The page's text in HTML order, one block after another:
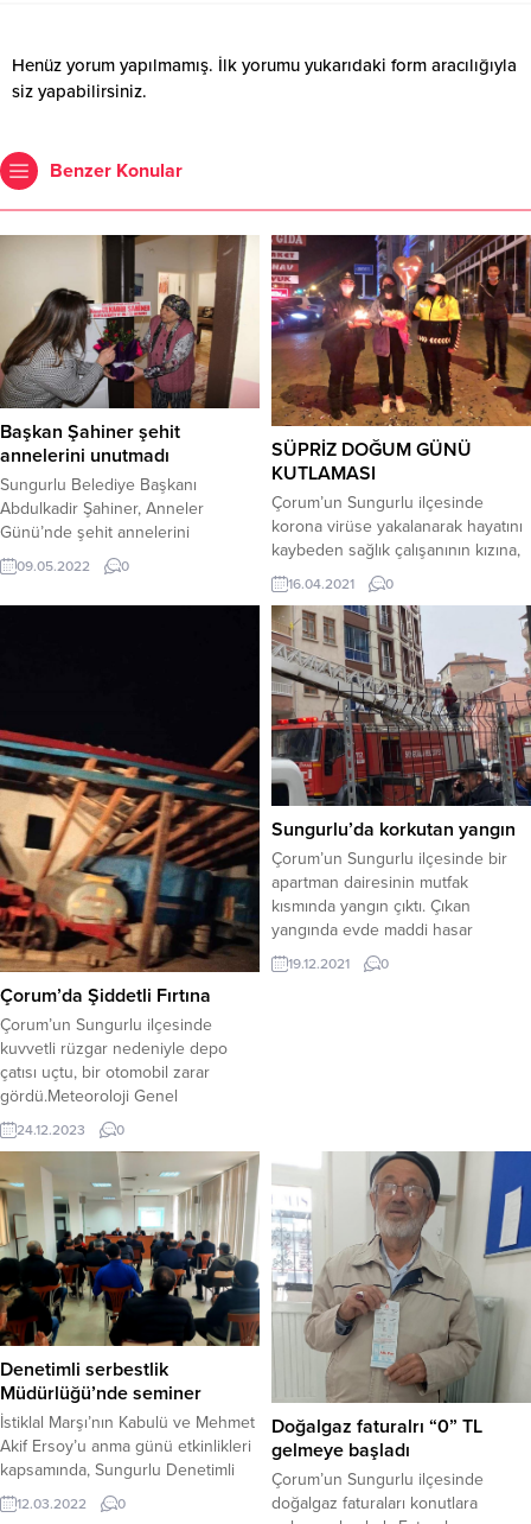
Henüz yorum yapılmamış. İlk yorumu yukarıdaki form aracılığıyla
siz yapabilirsiniz.
Benzer Konular
Başkan Şahiner şehit
annelerini unutmadı
Sungurlu Belediye Başkanı
Abdulkadir Şahiner, Anneler
Günü’nde şehit annelerini
unutmadı. Belediye Başkan
Yardımcısı Sakine Sarıyüce şehit
annelerini ziyaret ederek çiçek
açıklamada, “Evlatlarını kutsal
vatanımız uğruna toprağa veren
elleri öpülesi annelerimiz, sizlerin
hakkını...
09.05.2022 0
SÜPRİZ DOĞUM GÜNÜ
KUTLAMASI
Çorum’un Sungurlu ilçesinde
korona virüse yakalanarak hayatını
kaybeden sağlık çalışanının kızına,
polis ekipleri tarafından doğum
günü sürprizi yapıldı.Çorum’un
Sungurlu Devlet Hastanesinde
görevli Yakup Tunga, yakalandığı
korona virüs nedeniyle hayatını
kaybetti. Filyasyon ekibinde şoför
olarak görev yapan Tunga’nın kızı
Sudenaz’ın doğum günü olduğunu
öğrenen Sungurlu İlçe Emniyet
Müdürlüğü ekipleri, sürpriz
hazırladı.Genç...
16.04.2021 0
Çorum’da Şiddetli Fırtına
Çorum’un Sungurlu ilçesinde
kuvvetli rüzgar nedeniyle depo
çatısı uçtu, bir otomobil zarar
gördü.Meteoroloji Genel
Müdürlüğünün uyarısının ardından
Çorum’da beklenen rüzgar etkisini
göstermeye başladı. İlçede etkili
olan rüzgar nedeniyle vatandaşlar
da zor anlar yaşadı.Sungurlu ilçesi
Tokullu köyünde de yaşamı
olumsuz etkileyen rüzgar
nedeniyle, 300 metrekare bir
deponun çatısı uçtu. Uçan çatı,...
24.12.2023 0
Sungurlu’da korkutan yangın
Çorum’un Sungurlu ilçesinde bir
apartman dairesinin mutfak
kısmında yangın çıktı. Çıkan
yangında evde maddi hasar
meydana geldi.Edinilen bilgiye
göre, Fatih Mahallesi Şehit Adil
19.12.2021 0
Denetimli serbestlik
Müdürlüğü’nde seminer
İstiklal Marşı’nın Kabulü ve Mehmet
Akif Ersoy’u anma günü etkinlikleri
kapsamında, Sungurlu Denetimli
Serbestlik Müdürlüğü tarafından,
denetimli serbestlik tedbiri altında
12.03.2022 0
Doğalgaz faturalrı “0” TL
gelmeye başladı
Çorum’un Sungurlu ilçesinde
doğalgaz faturaları konutlara